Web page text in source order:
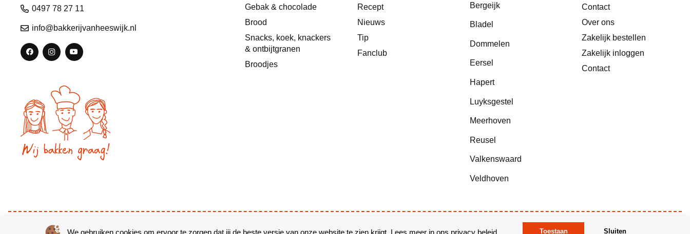
We gebruiken cookies om ervoor te zorgen dat jij de beste versie van onze website te zien krijgt. Lees meer in ons privacy beleid Toestaan Sluiten
0497 78 27 11
info@bakkerijvanheeswijk.nl
Gebak & chocolade
Brood
Snacks, koek, knackers
& ontbijtgranen
Broodjes
Recept
Nieuws
Tip
Fanclub
Bergeijk
Bladel
Dommelen
Eersel
Hapert
Luyksgestel
Meerhoven
Reusel
Valkenswaard
Veldhoven
Contact
Over ons
Zakelijk bestellen
Zakelijk inloggen
Contact
© Copyright 2026 – Bakkerij van Heeswijk |Website door Yooker Algemene voorwaarden